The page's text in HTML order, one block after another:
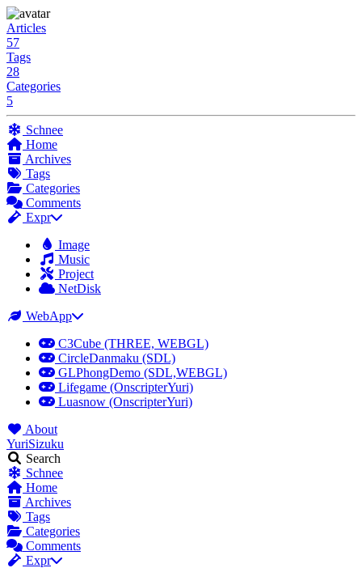
Articles
57
Tags
28
Categories
5
Schnee
Home
Archives
Tags
Categories
Comments
Expr
Image
Music
Project
NetDisk
WebApp
C3Cube (THREE, WEBGL)
CircleDanmaku (SDL)
GLPhongDemo (SDL,WEBGL)
Lifegame (OnscripterYuri)
Luasnow (OnscripterYuri)
About
YuriSizuku
Search
Schnee
Home
Archives
Tags
Categories
Comments
Expr